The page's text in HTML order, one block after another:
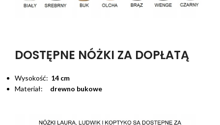
DOSTĘPNE NÓŻKI ZA DOPŁATĄ
Wysokość: 14 cm
Materiał: drewno bukowe